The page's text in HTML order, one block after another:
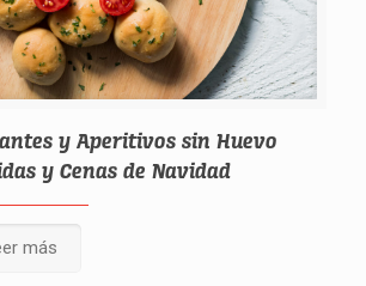
y Aperitivos sin Huevo
y Cenas de Navidad
más